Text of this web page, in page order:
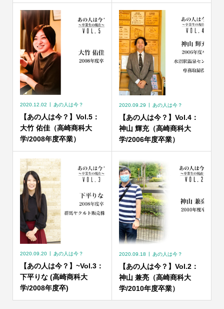
2020.12.02 あの人は今？
【あの人は今？】Vol.5：
大竹 佑佳（高崎商科大
学/2008年度卒業）
2020.09.29 あの人は今？
【あの人は今？】Vol.4：
神山 輝充（高崎商科大
学/2006年度卒業）
2020.09.20 あの人は今？
【あの人は今？】~Vol.3：
下平りな (高崎商科大
学/2008年度卒)
2020.09.18 あの人は今？
【あの人は今？】Vol.2：
神山 兼亮（高崎商科大
学/2010年度卒業）